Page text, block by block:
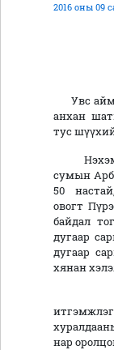
2016 оны 09
Увс
анхан
тус
сумын
50
овогт
байдал
дугаар
дугаар
хянан
Шүүх
нар